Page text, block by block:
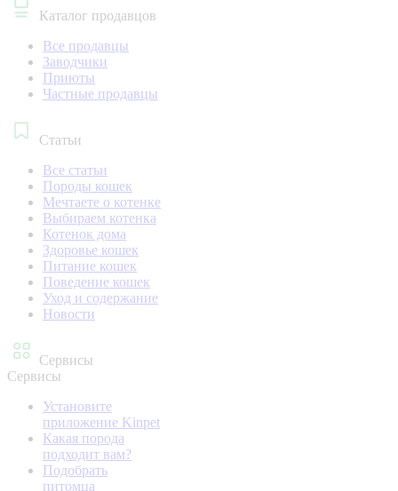
Каталог продавцов
Все продавцы
Заводчики
Приюты
Частные продавцы
Статьи
Все статьи
Породы кошек
Мечтаете о котенке
Выбираем котенка
Котенок дома
Здоровье кошек
Питание кошек
Поведение кошек
Уход и содержание
Новости
Сервисы
Сервисы
Установите
приложение Kinpet
Какая порода
подходит вам?
Подобрать
питомца